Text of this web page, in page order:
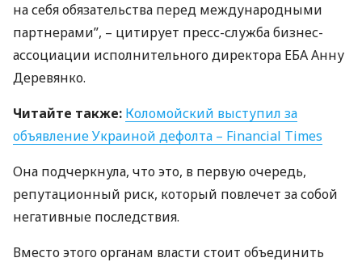
на себя обязательства перед международными
партнерами”, – цитирует пресс-служба бизнес-
ассоциации исполнительного директора ЕБААнну
Деревянко.
Читайте также: Коломойский выступил за
объявление Украиной дефолта – Financial Times
Она подчеркнула, что это, в первую очередь,
репутационный риск, который повлечет за собой
негативные последствия.
Вместо этого органам власти стоит объединить